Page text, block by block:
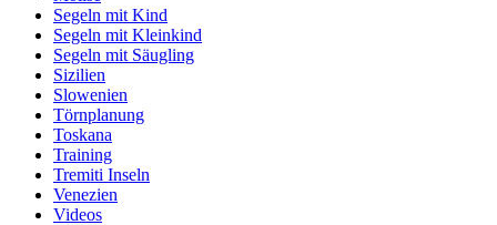
Segeln mit Kind
Segeln mit Kleinkind
Segeln mit Säugling
Sizilien
Slowenien
Törnplanung
Toskana
Training
Tremiti Inseln
Venezien
Videos